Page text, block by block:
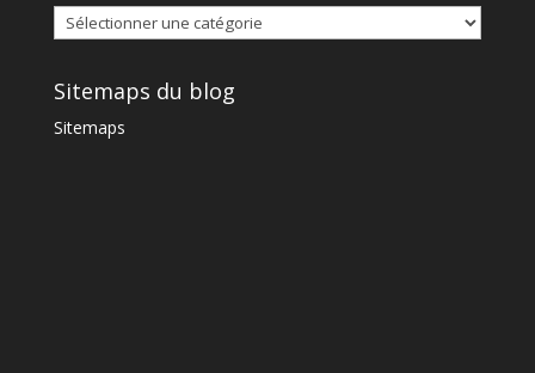
Sitemaps du blog
Sitemaps